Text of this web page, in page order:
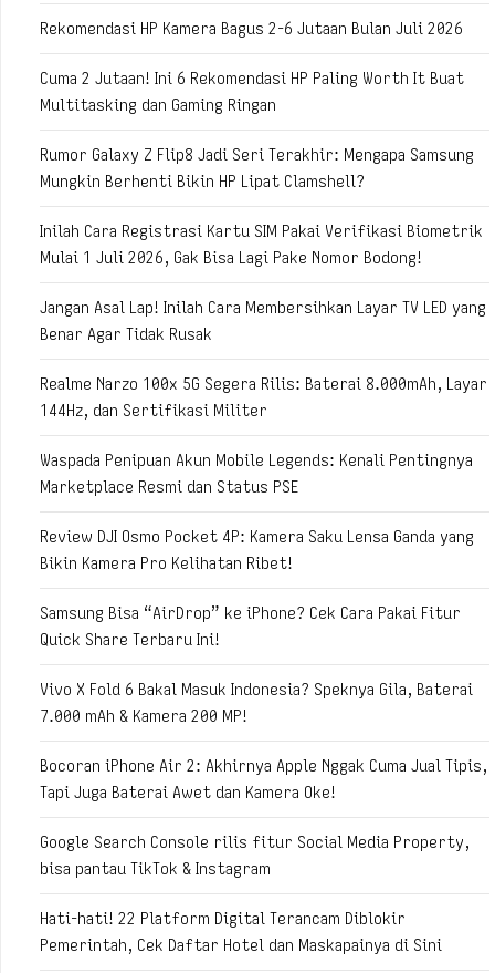
Rekomendasi HP Kamera Bagus 2-6 Jutaan Bulan Juli 2026
Cuma 2 Jutaan! Ini 6 Rekomendasi HP Paling Worth It Buat
Multitasking dan Gaming Ringan
Rumor Galaxy Z Flip8 Jadi Seri Terakhir: Mengapa Samsung
Mungkin Berhenti Bikin HP Lipat Clamshell?
Inilah Cara Registrasi Kartu SIM Pakai Verifikasi Biometrik
Mulai 1 Juli 2026, Gak Bisa Lagi Pake Nomor Bodong!
Jangan Asal Lap! Inilah Cara Membersihkan Layar TV LED yang
Benar Agar Tidak Rusak
Realme Narzo 100x 5G Segera Rilis: Baterai 8.000mAh, Layar
144Hz, dan Sertifikasi Militer
Waspada Penipuan Akun Mobile Legends: Kenali Pentingnya
Marketplace Resmi dan Status PSE
Review DJI Osmo Pocket 4P: Kamera Saku Lensa Ganda yang
Bikin Kamera Pro Kelihatan Ribet!
Samsung Bisa “AirDrop” ke iPhone? Cek Cara Pakai Fitur
Quick Share Terbaru Ini!
Vivo X Fold 6 Bakal Masuk Indonesia? Speknya Gila, Baterai
7.000 mAh & Kamera 200 MP!
Bocoran iPhone Air 2: Akhirnya Apple Nggak Cuma Jual Tipis,
Tapi Juga Baterai Awet dan Kamera Oke!
Google Search Console rilis fitur Social Media Property,
bisa pantau TikTok & Instagram
Hati-hati! 22 Platform Digital Terancam Diblokir
Pemerintah, Cek Daftar Hotel dan Maskapainya di Sini